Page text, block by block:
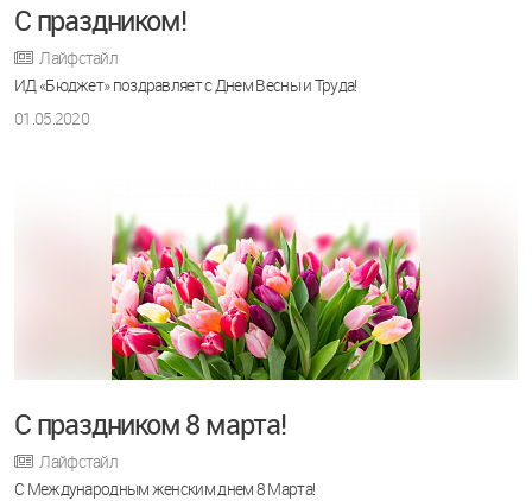
С праздником!
Лайфстайл
ИД «Бюджет» поздравляет с Днем Весны и Труда!
01.05.2020
С праздником 8 марта!
Лайфстайл
С Международным женским днем 8 Марта!